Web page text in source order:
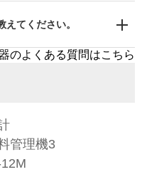
えてください。
のよくある質問はこちら
管理機3